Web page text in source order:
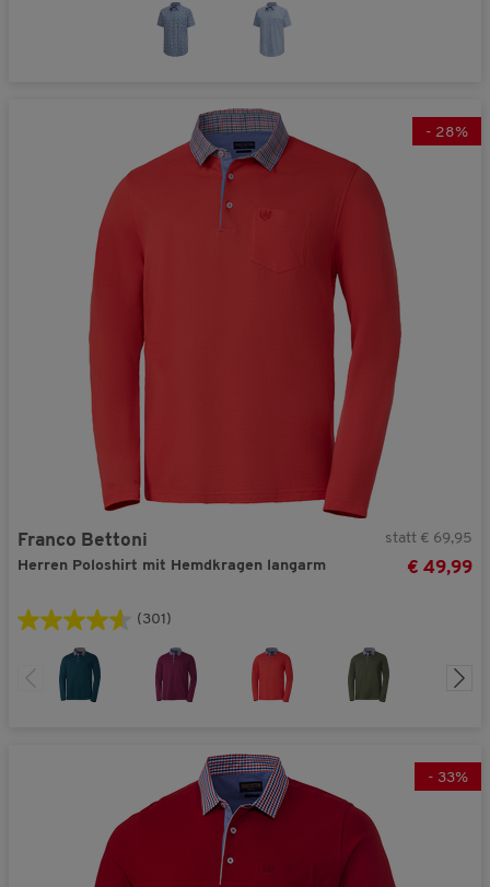
- 28%
Franco Bettoni
Herren Poloshirt mit Hemdkragen langarm
statt € 69,95
€ 49,99
(301)
- 33%